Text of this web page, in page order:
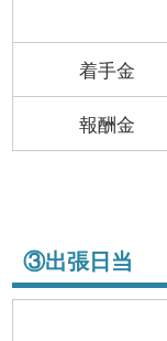
着手金
報酬金
③出張日当